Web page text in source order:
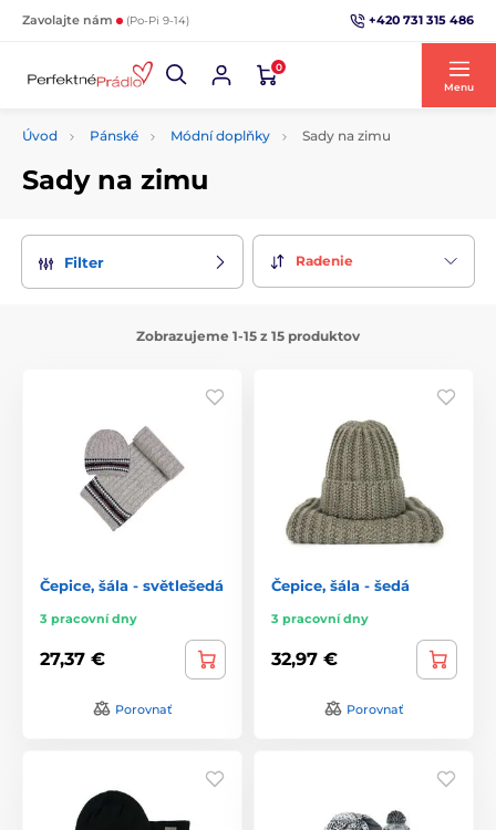
Zavolajte nám (Po-Pi 9-14) +420 731 315 486
0
Menu
Úvod Pánské Módní doplňky Sady na zimu
Sady na zimu
Filter Radenie
Zobrazujeme 1-15 z 15 produktov
Čepice, šála - světlešedá
3 pracovní dny
27,37 €
Porovnať
Čepice, šála - šedá
3 pracovní dny
32,97 €
Porovnať